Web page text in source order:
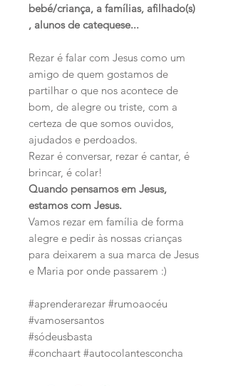
bebé/criança, a famílias, afilhado(s)
, alunos de catequese...
Rezar é falar com Jesus como um
amigo de quem gostamos de
partilhar o que nos acontece de
bom, de alegre ou triste, com a
certeza de que somos ouvidos,
ajudados e perdoados.
Rezar é conversar, rezar é cantar, é
brincar, é colar!
Quando pensamos em Jesus,
estamos com Jesus.
Vamos rezar em família de forma
alegre e pedir às nossas crianças
para deixarem a sua marca de Jesus
e Maria por onde passarem :)
#aprenderarezar #rumoaocéu
#vamosersantos
#sódeusbasta
#conchaart #autocolantesconcha